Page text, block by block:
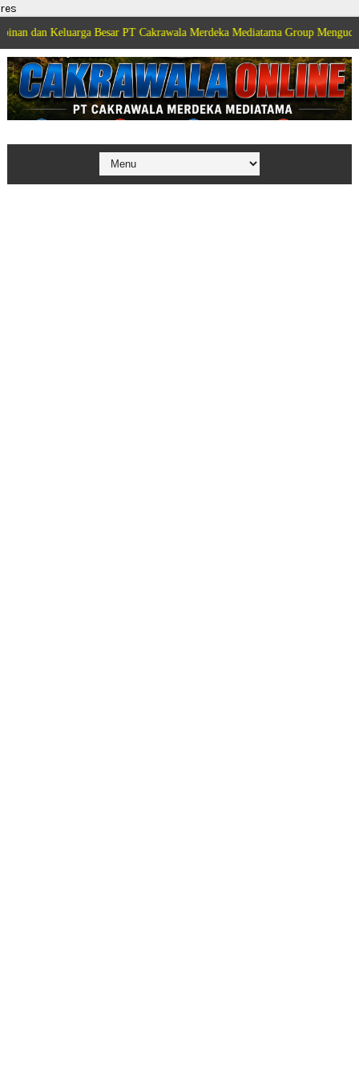
res
Besar PT Cakrawala Merdeka Mediatama Group Mengucapkan